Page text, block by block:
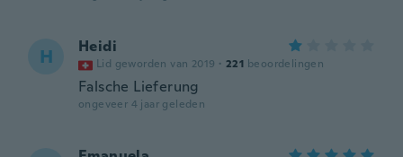
H Heidi
Lid geworden van 2019 · 221 beoordelingen
Falsche Lieferung
ongeveer 4 jaar geleden